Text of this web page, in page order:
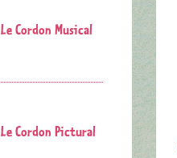
Le Cordon Musical
Le Cordon Pictural